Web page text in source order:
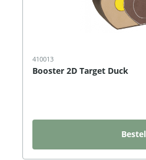
410013
Booster 2D Target Duck
Bestel